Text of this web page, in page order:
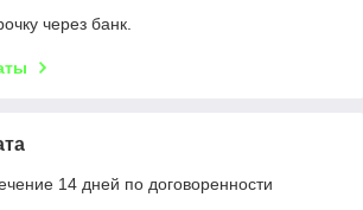
через банк.
14 дней по договоренности